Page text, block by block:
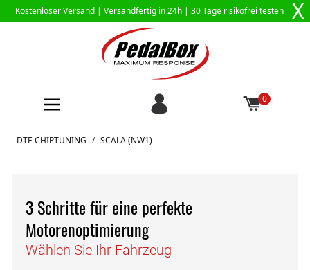
Kostenloser Versand | Versandfertig in 24h | 30 Tage risikofrei testen X
0
Zum Inhalt springen
DTE CHIPTUNING / SCALA (NW1)
3 Schritte für eine perfekte
Motorenoptimierung
Wählen Sie Ihr Fahrzeug